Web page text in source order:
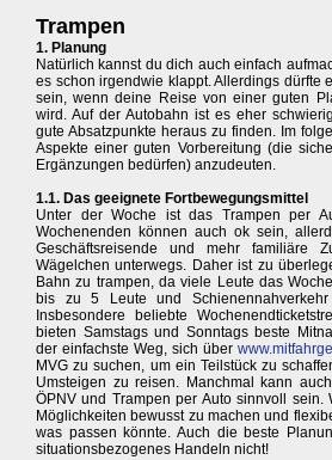
Trampen
1. Planung
Natürlich kannst du dich auch einfach
es schon irgendwie klappt. Allerdings dürfte
sein, wenn deine Reise von einer guten
wird. Auf der Autobahn ist es eher
gute Absatzpunkte heraus zu finden. Im
Aspekte einer guten Vorbereitung (die
Ergänzungen bedürfen) anzudeuten.
1.1. Das geeignete Fortbewegungsmittel
Unter der Woche ist das Trampen per
Wochenenden können auch ok sein,
Geschäftsreisende und mehr familiäre
Wägelchen unterwegs. Daher ist zu
Bahn zu trampen, da viele Leute das
bis zu 5 Leute und
Insbesondere beliebte
bieten Samstags und Sonntags beste
der einfachste Weg, sich über
MVG zu suchen, um ein Teilstück zu
Umsteigen zu reisen. Manchmal kann
ÖPNV und Trampen per Auto sinnvoll sein.
Möglichkeiten bewusst zu machen und
was passen könnte. Auch die beste
situationsbezogenes Handeln nicht!